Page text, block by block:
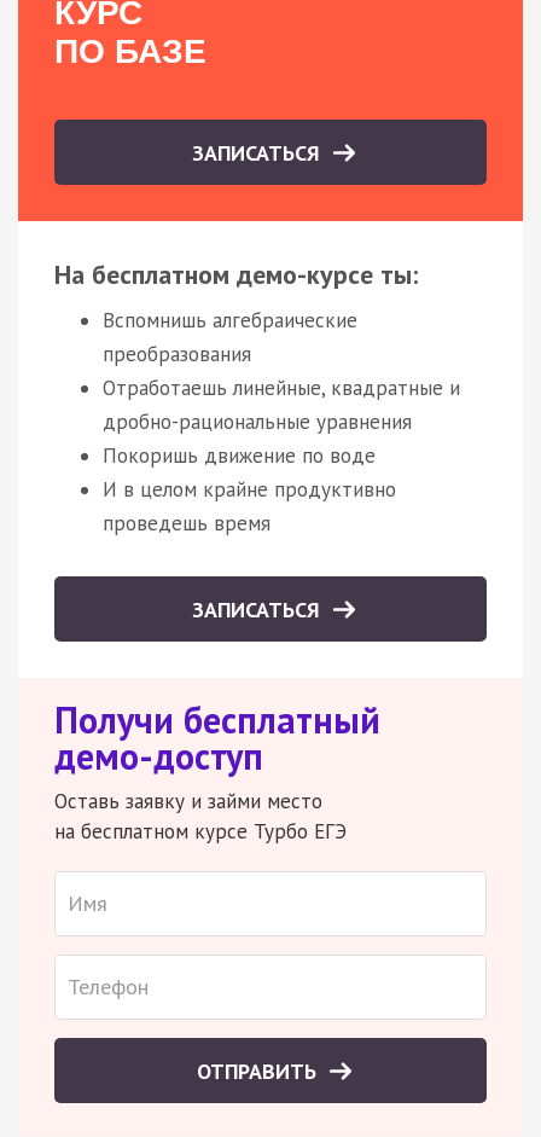
КУРС
ПО БАЗЕ
ЗАПИСАТЬСЯ
На бесплатном демо-курсе ты:
Вспомнишь алгебраические
преобразования
Отработаешь линейные, квадратные и
дробно-рациональные уравнения
Покоришь движение по воде
И в целом крайне продуктивно
проведешь время
ЗАПИСАТЬСЯ
Получи бесплатный
демо-доступ
Оставь заявку и займи место
на бесплатном курсе Турбо ЕГЭ
ОТПРАВИТЬ